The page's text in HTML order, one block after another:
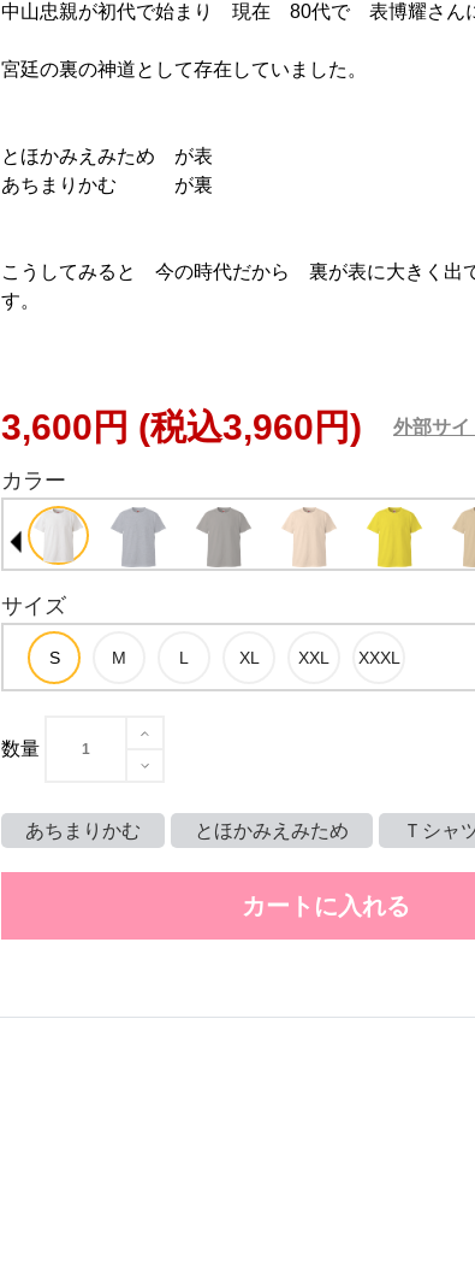
中山忠親が初代で始まり 現在 80代で 表博耀さん
宮廷の裏の神道として存在していました。
とほかみえみため が表
あちまりかむ が裏
こうしてみると 今の時代だから 裏が表に大きく出
す。
3,600円 (税込3,960円) 外部サイ
カラー
サイズ
数量
あちまりかむ とほかみえみため Ｔシャ
カートに入れる